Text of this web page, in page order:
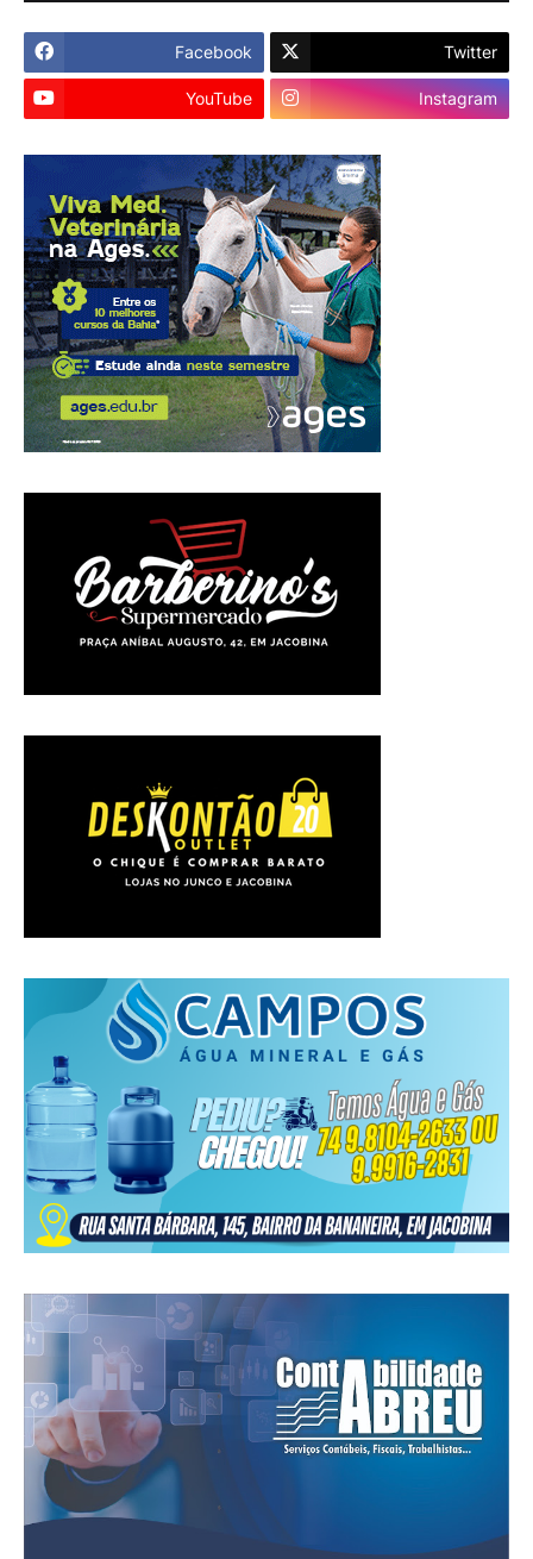
Facebook Twitter
YouTube Instagram